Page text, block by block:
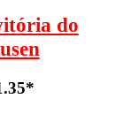
do